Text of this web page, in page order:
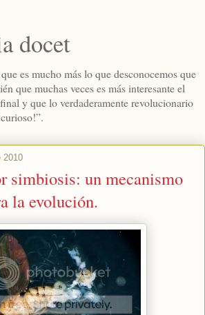
docet
es mucho más lo que desconocemos que
que muchas veces es más interesante el
y que lo verdaderamente revolucionario
2010
simbiosis: un mecanismo
la evolución.